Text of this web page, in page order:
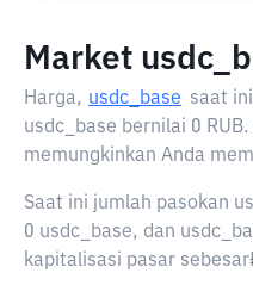
Market
Harga, usdc_base saat
usdc_base bernilai 0
memungkinkan Anda
Saat ini jumlah pasokan
0 usdc_base, dan
kapitalisasi pasar